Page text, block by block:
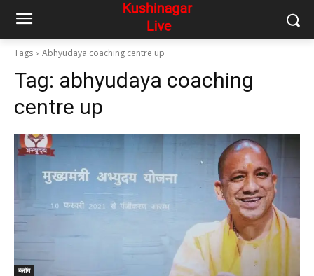
Tags Abhyudaya coaching centre up
Tag: abhyudaya coaching
centre up
ब्लॉग